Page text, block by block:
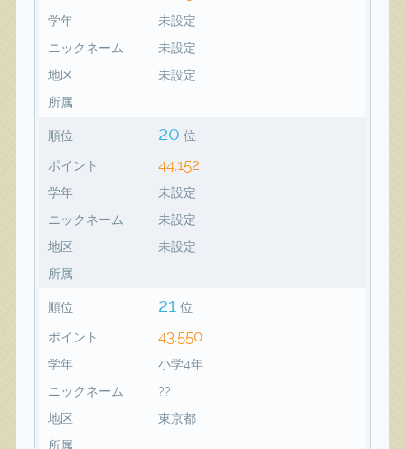
学年
未設定
ニックネーム
未設定
地区
未設定
所属
順位 20 位
ポイント 44,152
学年
未設定
ニックネーム
未設定
地区
未設定
所属
順位 21 位
ポイント 43,550
学年
小学4年
ニックネーム
??
地区
東京都
所属